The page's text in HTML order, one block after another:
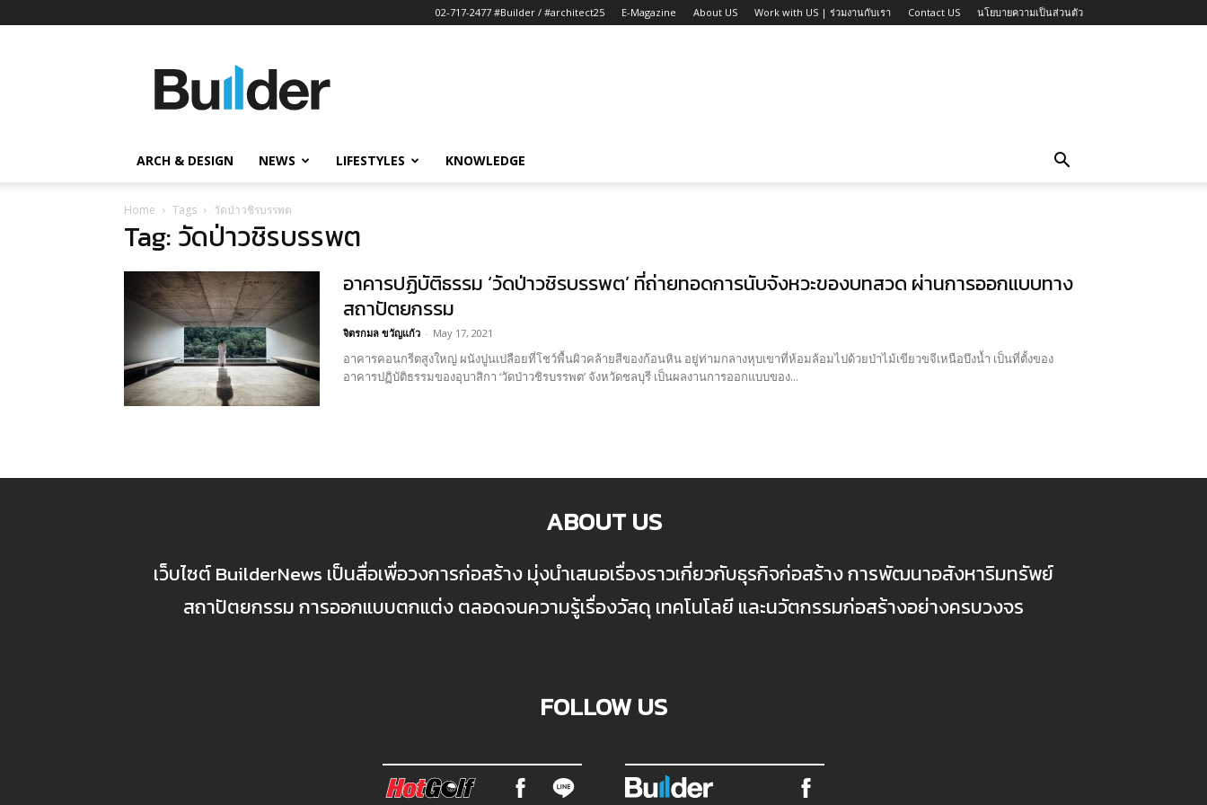
02-717-2477 #Builder / #architect25 E-Magazine About US Work with US | ร่วมงานกับเรา Contact US นโยบายความเป็นส่วนตัว
ข่าว
ก่อสร้าง
ARCH & DESIGN NEWS LIFESTYLES KNOWLEDGE
Home Tags วัดป่าวชิรบรรพต
Tag: วัดป่าวชิรบรรพต
อาคารปฏิบัติธรรม ‘วัดป่าวชิรบรรพต’ ที่ถ่ายทอดการนับจังหวะของบทสวด ผ่านการออกแบบทาง
สถาปัตยกรรม
จิตรกมล ขวัญแก้ว - May 17, 2021
อาคารคอนกรีตสูงใหญ่ ผนังปูนเปลือยที่โชว์พื้นผิวคล้ายสีของก้อนหิน อยู่ท่ามกลางหุบเขาที่ห้อมล้อมไปด้วยป่าไม้เขียวขจีเหนือบึงน้ำ เป็นที่ตั้งของ
อาคารปฏิบัติธรรมของอุบาสิกา ‘วัดป่าวชิรบรรพต’ จังหวัดชลบุรี เป็นผลงานการออกแบบของ...
ABOUT US
เว็บไซต์ BuilderNews เป็นสื่อเพื่อวงการก่อสร้าง มุ่งนำเสนอเรื่องราวเกี่ยวกับธุรกิจก่อสร้าง การพัฒนาอสังหาริมทรัพย์
สถาปัตยกรรม การออกแบบตกแต่ง ตลอดจนความรู้เรื่องวัสดุ เทคโนโลยี และนวัตกรรมก่อสร้างอย่างครบวงจร
FOLLOW US